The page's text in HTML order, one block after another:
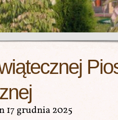
17 grudnia 2025